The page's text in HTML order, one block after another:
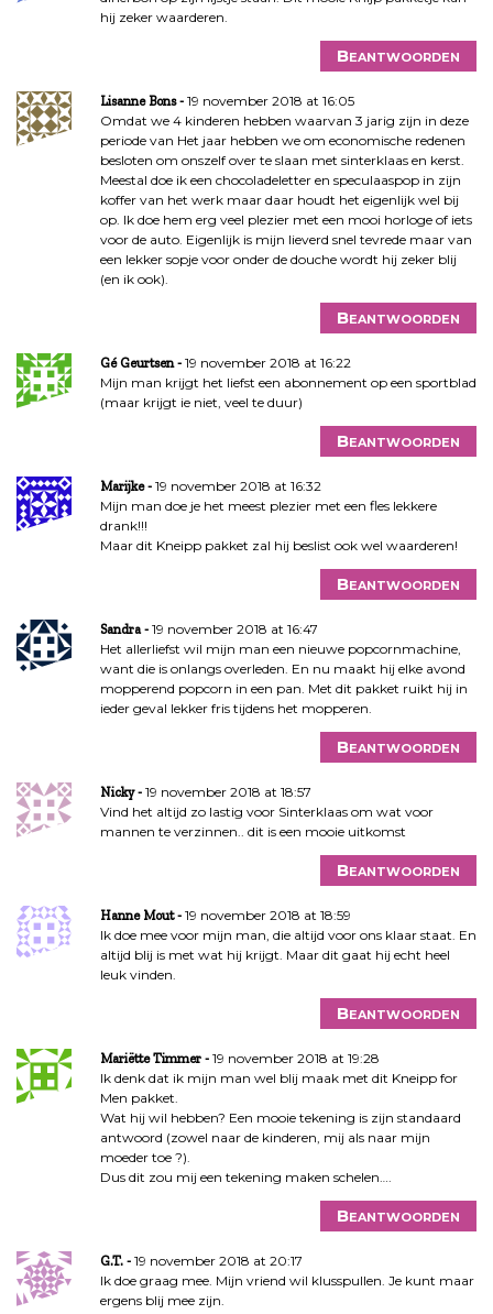
hij zeker waarderen.
Beantwoorden
Lisanne Bons
19 november 2018 at 16:05
Omdat we 4 kinderen hebben waarvan 3 jarig zijn in deze
periode van Het jaar hebben we om economische redenen
besloten om onszelf over te slaan met sinterklaas en kerst.
Meestal doe ik een chocoladeletter en speculaaspop in zijn
koffer van het werk maar daar houdt het eigenlijk wel bij
op. Ik doe hem erg veel plezier met een mooi horloge of iets
voor de auto. Eigenlijk is mijn lieverd snel tevrede maar van
een lekker sopje voor onder de douche wordt hij zeker blij
(en ik ook).
Beantwoorden
Gé Geurtsen
19 november 2018 at 16:22
Mijn man krijgt het liefst een abonnement op een sportblad
(maar krijgt ie niet, veel te duur)
Beantwoorden
Marijke
19 november 2018 at 16:32
Mijn man doe je het meest plezier met een fles lekkere
drank!!!
Maar dit Kneipp pakket zal hij beslist ook wel waarderen!
Beantwoorden
Sandra
19 november 2018 at 16:47
Het allerliefst wil mijn man een nieuwe popcornmachine,
want die is onlangs overleden. En nu maakt hij elke avond
mopperend popcorn in een pan. Met dit pakket ruikt hij in
ieder geval lekker fris tijdens het mopperen.
Beantwoorden
Nicky
19 november 2018 at 18:57
Vind het altijd zo lastig voor Sinterklaas om wat voor
mannen te verzinnen.. dit is een mooie uitkomst
Beantwoorden
Hanne Mout
19 november 2018 at 18:59
Ik doe mee voor mijn man, die altijd voor ons klaar staat. En
altijd blij is met wat hij krijgt. Maar dit gaat hij echt heel
leuk vinden.
Beantwoorden
Mariëtte Timmer
19 november 2018 at 19:28
Ik denk dat ik mijn man wel blij maak met dit Kneipp for
Men pakket.
Wat hij wil hebben? Een mooie tekening is zijn standaard
antwoord (zowel naar de kinderen, mij als naar mijn
moeder toe ?).
Dus dit zou mij een tekening maken schelen….
Beantwoorden
G.T.
19 november 2018 at 20:17
Ik doe graag mee. Mijn vriend wil klusspullen. Je kunt maar
ergens blij mee zijn.